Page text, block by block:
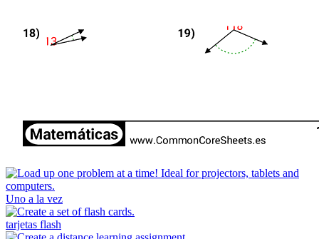
Uno a la vez
tarjetas flash